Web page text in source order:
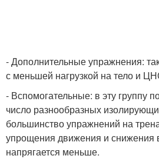
- Дополнительные упражнения:
с меньшей нагрузкой на тело и
- Вспомогательные: в эту группу
число разнообразных
большинство упражнений на
упрощения движения и снижения
напрягается меньше.